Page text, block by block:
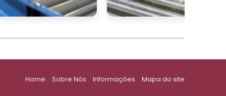
Home Sobre Nós Informações Mapa do site